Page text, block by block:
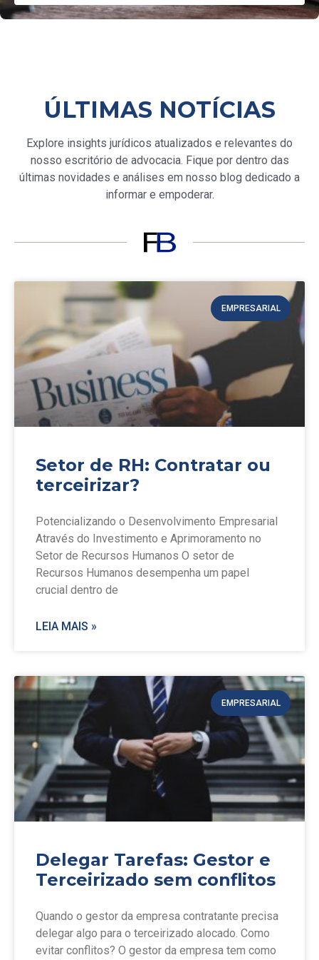
ÚLTIMAS NOTÍCIAS
Explore insights jurídicos atualizados e relevantes do
nosso escritório de advocacia. Fique por dentro das
últimas novidades e análises em nosso blog dedicado a
informar e empoderar.
EMPRESARIAL
Setor de RH: Contratar ou
terceirizar?
Potencializando o Desenvolvimento Empresarial
Através do Investimento e Aprimoramento no
Setor de Recursos Humanos O setor de
Recursos Humanos desempenha um papel
crucial dentro de
LEIA MAIS »
EMPRESARIAL
Delegar Tarefas: Gestor e
Terceirizado sem conflitos
Quando o gestor da empresa contratante precisa
delegar algo para o terceirizado alocado. Como
evitar conflitos? O gestor da empresa tem como